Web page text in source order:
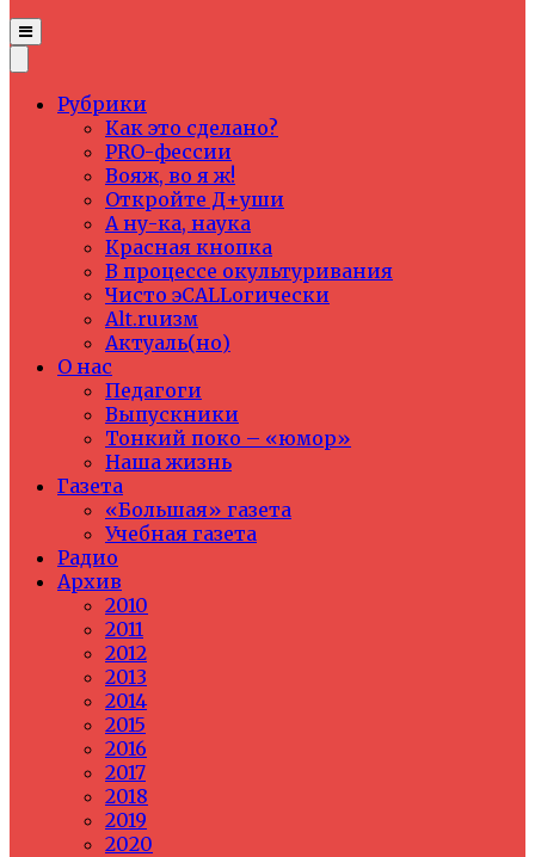
Рубрики
Как это сделано?
PRO-фессии
Вояж, во я ж!
Откройте Д+уши
А ну-ка, наука
Красная кнопка
В процессе окультуривания
Чисто эCALLогически
Alt.ruизм
Актуаль(но)
О нас
Педагоги
Выпускники
Тонкий поко – «юмор»
Наша жизнь
Газета
«Большая» газета
Учебная газета
Радио
Архив
2010
2011
2012
2013
2014
2015
2016
2017
2018
2019
2020